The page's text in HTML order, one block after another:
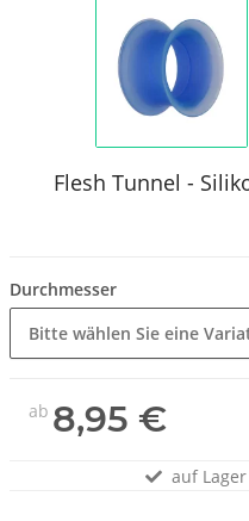
Flesh Tunnel -
Durchmesser
Bitte wählen Sie eine
ab 8,95 €
auf